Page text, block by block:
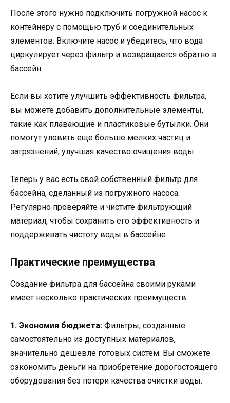
После этого нужно подключить погружной насос к
контейнеру с помощью труб и соединительных
элементов. Включите насос и убедитесь, что вода
циркулирует через фильтр и возвращается обратно в
бассейн.
Если вы хотите улучшить эффективность фильтра,
вы можете добавить дополнительные элементы,
такие как плавающие и пластиковые бутылки. Они
помогут уловить еще больше мелких частиц и
загрязнений, улучшая качество очищения воды.
Теперь у вас есть свой собственный фильтр для
бассейна, сделанный из погружного насоса.
Регулярно проверяйте и чистите фильтрующий
материал, чтобы сохранить его эффективность и
поддерживать чистоту воды в бассейне.
Практические преимущества
Создание фильтра для бассейна своими руками
имеет несколько практических преимуществ:
1. Экономия бюджета: Фильтры, созданные
самостоятельно из доступных материалов,
значительно дешевле готовых систем. Вы сможете
сэкономить деньги на приобретение дорогостоящего
оборудования без потери качества очистки воды.